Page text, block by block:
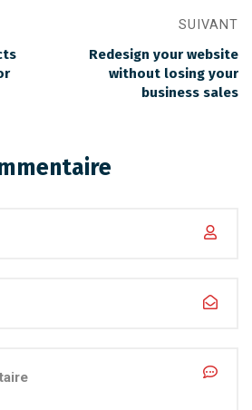
SUIVANT
Redesign your website
without losing your
business sales